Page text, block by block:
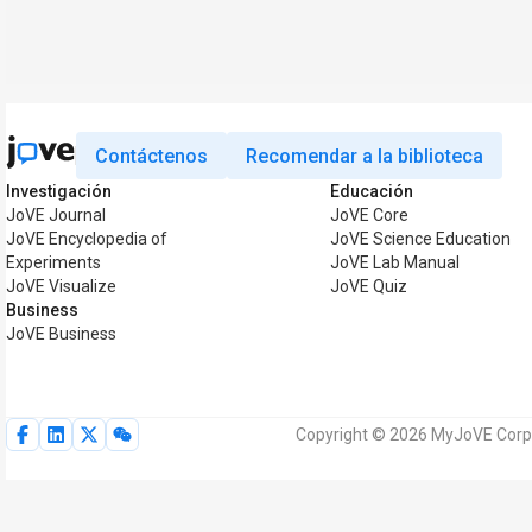
Contáctenos Recomendar a la biblioteca
Investigación
JoVE Journal
JoVE Encyclopedia of
Experiments
JoVE Visualize
Business
JoVE Business
Educación
JoVE Core
JoVE Science Education
JoVE Lab Manual
JoVE Quiz
Copyright © 2026 MyJoVE